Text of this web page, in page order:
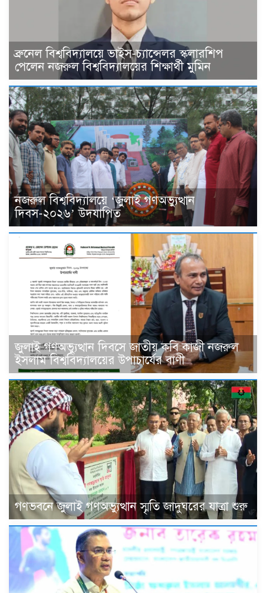
ব্রুনেল বিশ্ববিদ্যালয়ে ভাইস-চ্যান্সেলর স্কলারশিপ
পেলেন নজরুল বিশ্ববিদ্যালয়ের শিক্ষার্থী মুমিন
নজরুল বিশ্ববিদ্যালয়ে ‘জুলাই গণঅভ্যুত্থান
দিবস-২০২৬’ উদযাপিত
জুলাই গণঅভ্যুত্থান দিবসে জাতীয় কবি কাজী নজরুল
ইসলাম বিশ্ববিদ্যালয়ের উপাচার্যের বাণী
গণভবনে জুলাই গণঅভ্যুত্থান স্মৃতি জাদুঘরের যাত্রা শুরু